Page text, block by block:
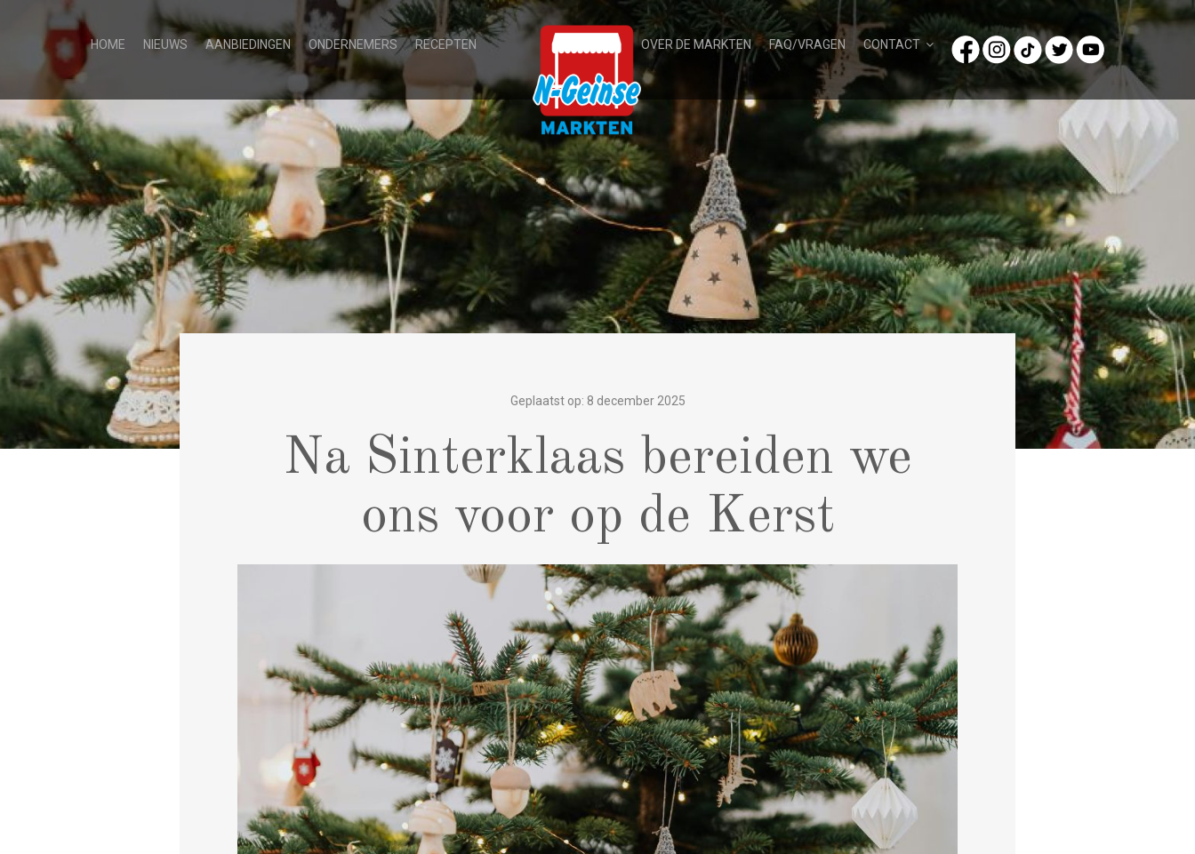
HOME NIEUWS AANBIEDINGEN ONDERNEMERS RECEPTEN OVER DE MARKTEN FAQ/VRAGEN CONTACT
Geplaatst op: 8 december 2025
Na Sinterklaas bereiden we
ons voor op de Kerst